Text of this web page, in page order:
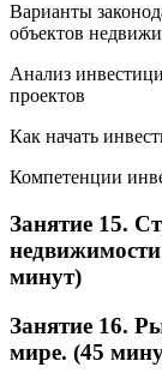
Варианты
объектов
Анализ
проектов
Как начать
Компетенции
Занятие 15.
минут)
Занятие 16.
мире. (45